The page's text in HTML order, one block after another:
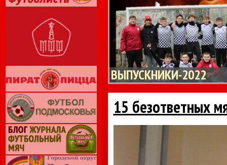
ВЫПУСКНИКИ-2022
15 безответных